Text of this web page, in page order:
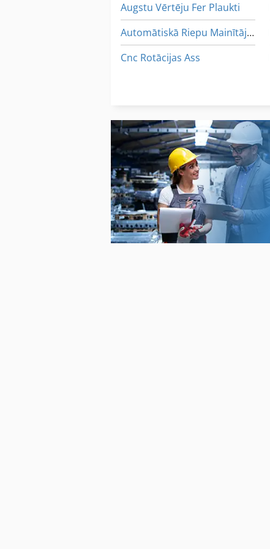
Augstu Vērtēju Fer Plaukti
Automātiskā Riepu Mainītājs Mašīna
Cnc Rotācijas Ass
Kompressor